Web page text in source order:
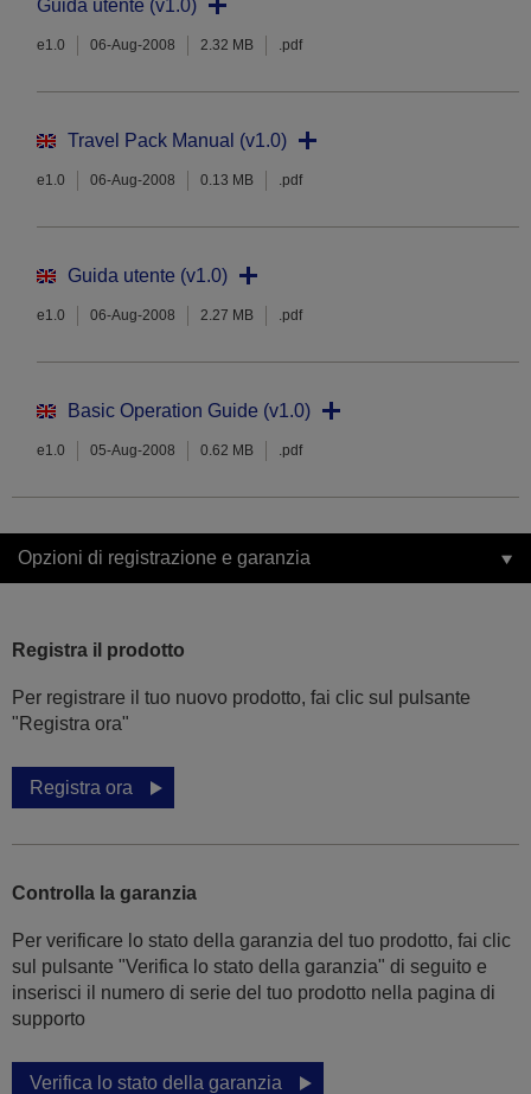
Guida utente (v1.0)
e1.0 06-Aug-2008 2.32 MB .pdf
Travel Pack Manual (v1.0)
e1.0 06-Aug-2008 0.13 MB .pdf
Guida utente (v1.0)
e1.0 06-Aug-2008 2.27 MB .pdf
Basic Operation Guide (v1.0)
e1.0 05-Aug-2008 0.62 MB .pdf
Opzioni di registrazione e garanzia
Registra il prodotto
Per registrare il tuo nuovo prodotto, fai clic sul pulsante
"Registra ora"
Registra ora
Controlla la garanzia
Per verificare lo stato della garanzia del tuo prodotto, fai clic
sul pulsante "Verifica lo stato della garanzia" di seguito e
inserisci il numero di serie del tuo prodotto nella pagina di
supporto
Verifica lo stato della garanzia